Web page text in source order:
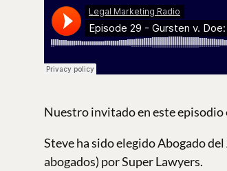
Nuestro invitado en este episodio
Steve ha sido elegido Abogado
abogados) por Super Lawyers.